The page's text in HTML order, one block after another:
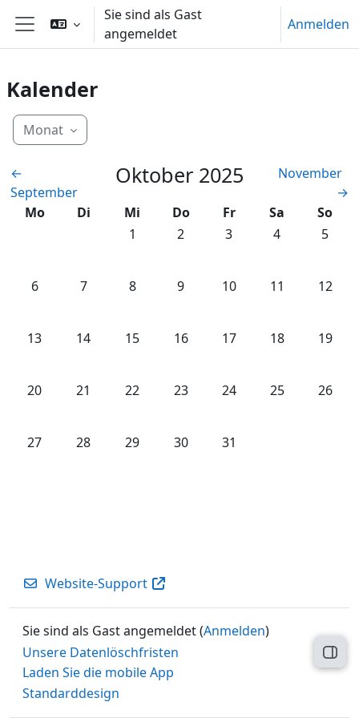
Zum Hauptinhalt
Website-Übersicht
Sie sind als Gast
angemeldet
Anmelden
Kalender
Monat
←
September
Oktober 2025
November
→
Montag
Mo Dienstag
Di Mittwoch
Mi Donnerstag
Do Freitag
Fr Samstag
Sa
So
Keine Termine, Mittwoch, 1. Oktober
1 Keine Termine, Donnerstag, 2.
2 Keine Termine,
3 Keine
4 Keine
5
Keine Termine, Montag, 6. Oktober
6 Keine Termine, Dienstag, 7. Oktober
7 Keine Termine, Mittwoch, 8. Oktober
8 Keine Termine, Donnerstag, 9.
9 Keine Termine,
10 Keine
11 Keine
12
Keine Termine, Montag, 13. Oktober
13 Keine Termine, Dienstag, 14. Oktober
14 Keine Termine, Mittwoch, 15. Oktober
15 Keine Termine, Donnerstag,
16 Keine Termine,
17 Keine
18 Keine
19
Keine Termine, Montag, 20. Oktober
20 Keine Termine, Dienstag, 21. Oktober
21 Keine Termine, Mittwoch, 22. Oktober
22 Keine Termine, Donnerstag,
23 Keine Termine,
24 Keine
25 Keine
26
Keine Termine, Montag, 27. Oktober
27 Keine Termine, Dienstag, 28. Oktober
28 Keine Termine, Mittwoch, 29. Oktober
29 Keine Termine, Donnerstag,
30 Keine Termine,
31
Website-Support
Sie sind als Gast angemeldet (Anmelden)
Unsere Datenlöschfristen
Laden Sie die mobile App
Standarddesign